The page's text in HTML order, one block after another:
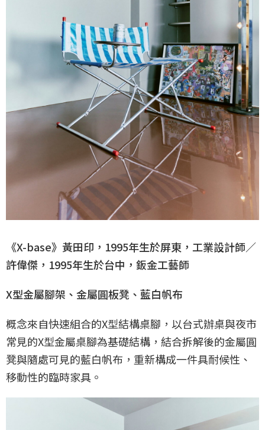
《X-base》黃田印，1995年生於屏東，工業設計師／
許偉傑，1995年生於台中，鈑金工藝師
X型金屬腳架、金屬圓板凳、藍白帆布
概念來自快速組合的X型結構桌腳，以台式辦桌與夜市
常見的X型金屬桌腳為基礎結構，結合拆解後的金屬圓
凳與隨處可見的藍白帆布，重新構成一件具耐候性、
移動性的臨時家具。